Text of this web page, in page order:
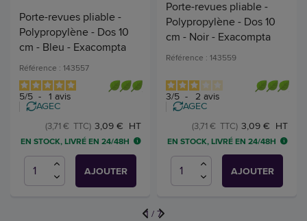
Porte-revues pliable -
Polypropylène - Dos 10
cm - Bleu - Exacompta
Référence : 143557
5/5 - 1 avis
AGEC
3,09 € HT
(3,71 € TTC)
EN STOCK, LIVRÉ EN 24/48H
AJOUTER
Porte-revues pliable -
Polypropylène - Dos 10
cm - Noir - Exacompta
Référence : 143559
3/5 - 2 avis
AGEC
3,09 € HT
(3,71 € TTC)
EN STOCK, LIVRÉ EN 24/48H
AJOUTER
1 / 7